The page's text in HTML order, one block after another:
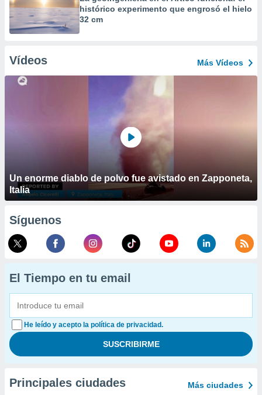
histórico experimento que engrosó el hielo
32 cm
Vídeos Más Vídeos
Un enorme diablo de polvo fue avistado en Zapponeta,
Italia
Síguenos
El Tiempo en tu email
He leído y acepto la política de privacidad.
Principales ciudades Más ciudades